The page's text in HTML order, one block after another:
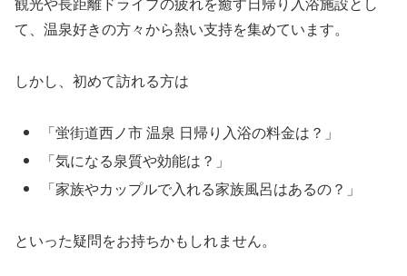
て、温泉好きの方々から熱い支持を集めています。
しかし、初めて訪れる方は
「蛍街道西ノ市 温泉 日帰り入浴の料金は？」
「気になる泉質や効能は？」
「家族やカップルで入れる家族風呂はあるの？」
といった疑問をお持ちかもしれません。